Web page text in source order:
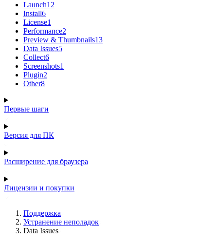
Launch12
Install6
License1
Performance2
Preview & Thumbnails13
Data Issues5
Collect6
Screenshots1
Plugin2
Other8
Первые шаги
Версия для ПК
Расширение для браузера
Лицензии и покупки
Поддержка
Устранение неполадок
Data Issues